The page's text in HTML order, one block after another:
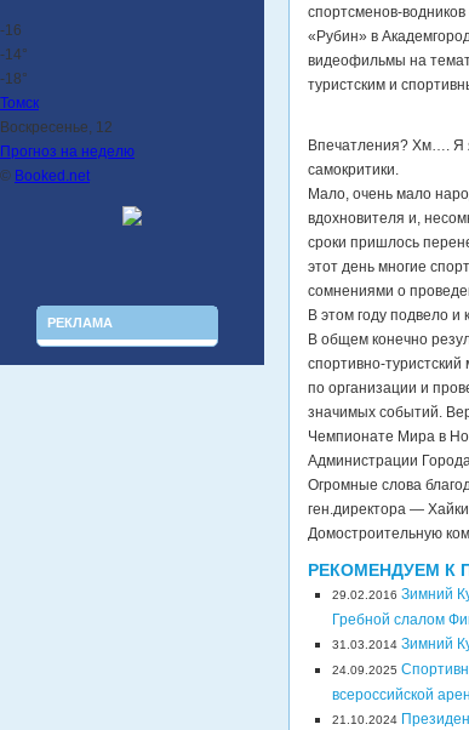
-16
-14°
-18°
Томск
Воскресенье, 12
Прогноз на неделю
© Booked.net
РЕКЛАМА
спортсменов-
«Рубин» в
видеофильмы на
туристским и
Впечатления? Хм…. Я
самокритики.
Мало, очень мало
вдохновителя и,
сроки пришлось
этот день многие
сомнениями о
В этом году подвело
В общем конечно
спортивно-
по организации и
значимых событий.
Чемпионате Мира в
Администрации
Огромные слова
ген.директора —
Домостроительную
РЕКОМЕНДУЕМ К
29.02.2016 Зимний
Гребной слалом
31.03.2014 Зимний
24.09.2025
всероссийской
21.10.2024